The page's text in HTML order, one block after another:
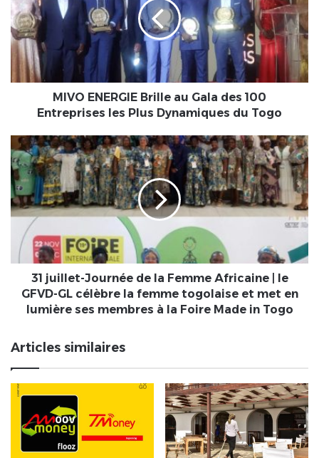
au
Gala
des
100
Entreprises
les
Dynamiques
Togo
MIVO ENERGIE Brille au Gala des 100
Entreprises les Plus Dynamiques du Togo
juillet-
Journée
de
la
Femme
Africaine
le
GFVD-
célèbre
togolaise
et
met
en
ses
31 juillet-Journée de la Femme Africaine | le
GFVD-GL célèbre la femme togolaise et met en
lumière ses membres à la Foire Made in Togo
Articles similaires